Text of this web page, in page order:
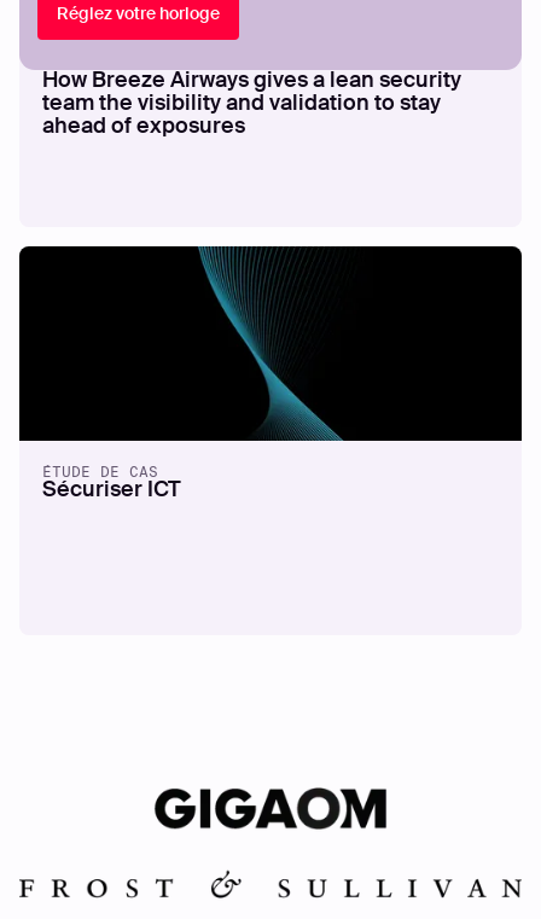
Réglez votre horloge
How Breeze Airways gives a lean security
team the visibility and validation to stay
ahead of exposures
ÉTUDE DE CAS
Sécuriser ICT